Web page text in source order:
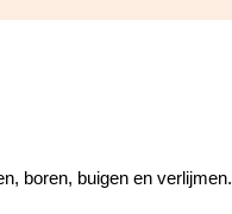
boren, buigen en verlijmen.